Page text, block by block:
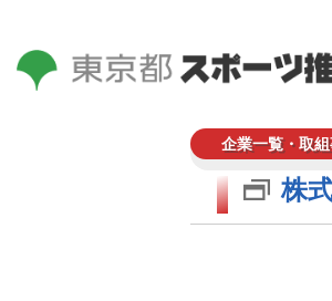
企業一覧・取組
株